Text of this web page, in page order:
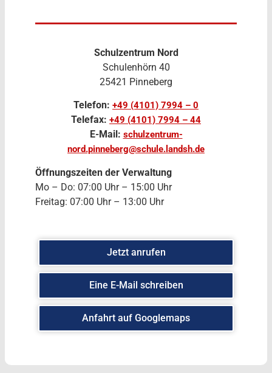
Schulzentrum Nord
Schulenhörn 40
25421 Pinneberg
Telefon: +49 (4101) 7994 – 0
Telefax: +49 (4101) 7994 – 44
E-Mail: schulzentrum-
nord.pinneberg@schule.landsh.de
Öffnungszeiten der Verwaltung
Mo – Do: 07:00 Uhr – 15:00 Uhr
Freitag: 07:00 Uhr – 13:00 Uhr
Jetzt anrufen
Eine E-Mail schreiben
Anfahrt auf Googlemaps